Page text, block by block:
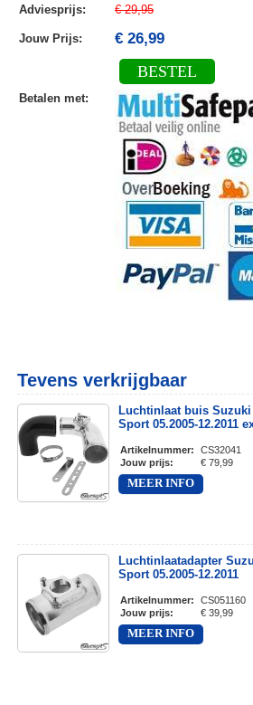
Adviesprijs: € 29,95
Jouw Prijs: € 26,99
BESTEL
Betalen met:
Tevens verkrijgbaar
Luchtinlaat buis Suzuki
Sport 05.2005-12.2011
Artikelnummer:
CS32041
Jouw prijs: € 79,99
MEER INFO
Luchtinlaatadapter
Sport 05.2005-12.2011
Artikelnummer:
CS051160
Jouw prijs: € 39,99
MEER INFO